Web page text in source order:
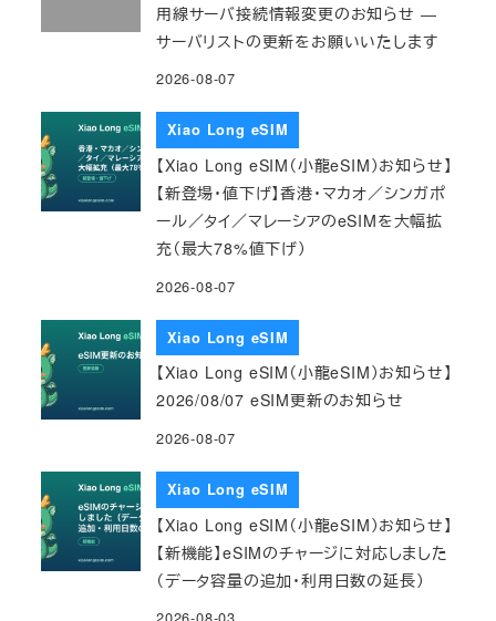
用線サーバ接続情報変更のお知らせ ―
サーバリストの更新をお願いいたします
2026-08-07
Xiao Long eSIM
【Xiao Long eSIM（小龍eSIM）お知らせ】
【新登場・値下げ】香港・マカオ／シンガポ
ール／タイ／マレーシアのeSIMを大幅拡
充（最大78%値下げ）
2026-08-07
Xiao Long eSIM
【Xiao Long eSIM（小龍eSIM）お知らせ】
2026/08/07 eSIM更新のお知らせ
2026-08-07
Xiao Long eSIM
【Xiao Long eSIM（小龍eSIM）お知らせ】
【新機能】eSIMのチャージに対応しました
（データ容量の追加・利用日数の延長）